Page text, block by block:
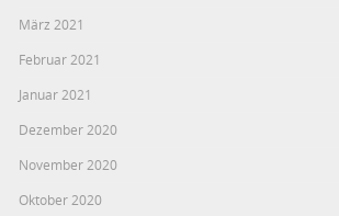
März 2021
Februar 2021
Januar 2021
Dezember 2020
November 2020
Oktober 2020